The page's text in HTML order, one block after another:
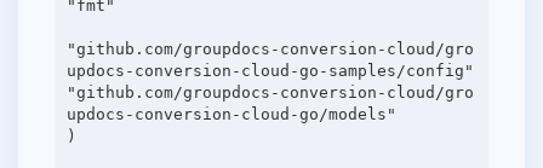
"fmt"
"github.com/groupdocs-conversion-cloud/gro
updocs-conversion-cloud-go-samples/config"
"github.com/groupdocs-conversion-cloud/gro
updocs-conversion-cloud-go/models"
)